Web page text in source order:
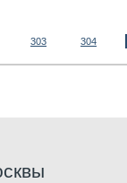
303 304